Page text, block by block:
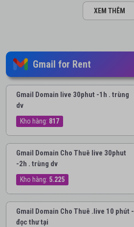
XEM THÊM
Gmail for Rent
Gmail Domain live 30phut -1h . trùng
dv
Kho hàng: 817
Gmail Domain Cho Thuê live 30phut
-2h . trùng dv
Kho hàng: 5.225
Gmail Domain Cho Thuê .live 10 phút -
đọc thư tại